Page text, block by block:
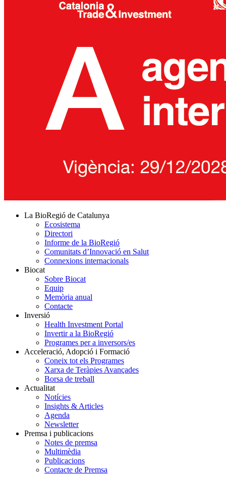
La BioRegió de Catalunya
Ecosistema
Directori
Informe de la BioRegió
Comunitats d’Innovació en Salut
Connexions internacionals
Biocat
Sobre Biocat
Equip
Memòria anual
Contacte
Inversió
Health Investment Portal
Invertir a la BioRegió
Programes per a inversors/es
Acceleració, Adopció i Formació
Coneix tot els Programes
Xarxa de Teràpies Avançades
Borsa de treball
Actualitat
Notícies
Insights & Articles
Agenda
Newsletter
Premsa i publicacions
Notes de premsa
Multimèdia
Publicacions
Contacte de Premsa